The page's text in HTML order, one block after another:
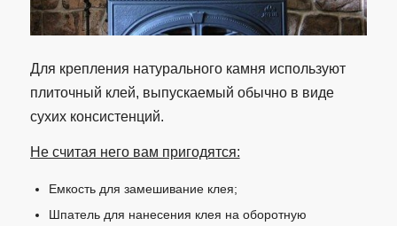
Для крепления натурального камня используют
плиточный клей, выпускаемый обычно в виде
сухих консистенций.
Не считая него вам пригодятся:
Емкость для замешивание клея;
Шпатель для нанесения клея на оборотную